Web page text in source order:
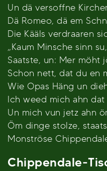
Un dä versoffne
Dä Romeo, dä em
Die Kääls verdraaren
„Kaum Minsche sinn
Saatste, un: Mer möht
Schon nett, dat du en
Wie Opas Häng un
Ich weed mich ahn
Un mich vun jetz ahn
Öm dinge stolze,
Monströse
Chippendale-